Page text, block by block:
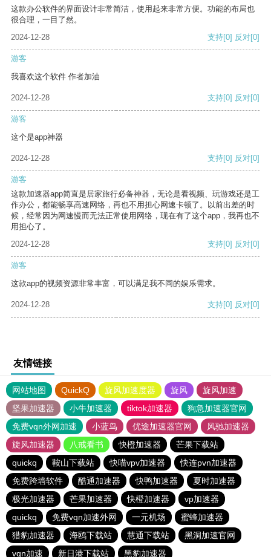
这款办公软件的界面设计非常简洁，使用起来非常方便。功能的布局也
很合理，一目了然。
2024-12-28
支持[0] 反对[0]
游客
我喜欢这个软件 作者加油
2024-12-28 支持[0] 反对[0]
游客
这个是app神器
2024-12-28 支持[0] 反对[0]
游客
这款加速器app简直是居家旅行必备神器，无论是看视频、玩游戏还是工
作办公，都能畅享高速网络，再也不用担心网速卡顿了。以前出差的时
候，经常因为网速慢而无法正常使用网络，现在有了这个app，我再也不
用担心了。
2024-12-28
支持[0] 反对[0]
游客
这款app的视频资源非常丰富，可以满足我不同的娱乐需求。
2024-12-28 支持[0] 反对[0]
友情链接
网站地图 QuickQ 旋风加速度器 旋风
旋风加速
坚果加速器
小牛加速器 tiktok加速器
狗急加速器官网
免费vqn外网加速
小蓝鸟 优途加速器官网
风驰加速器
旋风加速器
八戒看书 快橙加速器
芒果下载站
quickq
鞍山下载站 快喵vpv加速器
快连pvn加速器
免费跨墙软件
酷通加速器 快鸭加速器
夏时加速器
极光加速器
芒果加速器 快橙加速器
vp加速器
quickq
免费vqn加速外网 一元机场
蜜蜂加速器
猎豹加速器
海鸥下载站 慧通下载站
黑洞加速官网
vqn加速
新日港下载站 黑豹加速器